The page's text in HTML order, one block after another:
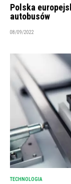
Polska
autobusów
08/09/2022
TECHNOLOGIA